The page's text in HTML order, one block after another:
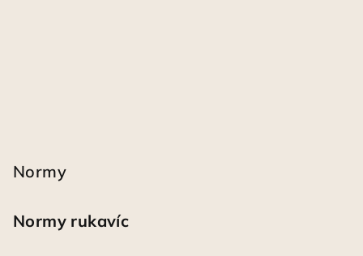
Normy
Normy rukavíc